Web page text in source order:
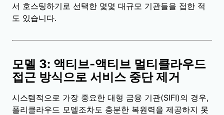
서 호스팅하기로 선택한 몇몇 대규모 기관들을 접한 적
도 있습니다.
모델 3: 액티브-액티브 멀티클라우드
접근 방식으로 서비스 중단 제거
시스템적으로 가장 중요한 대형 금융 기관(SIFI)의 경우,
폴리클라우드 모델조차도 충분한 복원력을 제공하지 못